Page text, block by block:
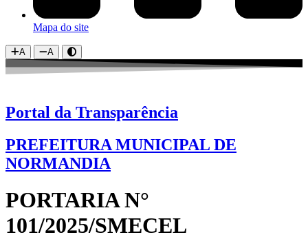
Mapa do site
A A
Portal da Transparência
PREFEITURA MUNICIPAL DE
NORMANDIA
PORTARIA N°
101/2025/SMECEL